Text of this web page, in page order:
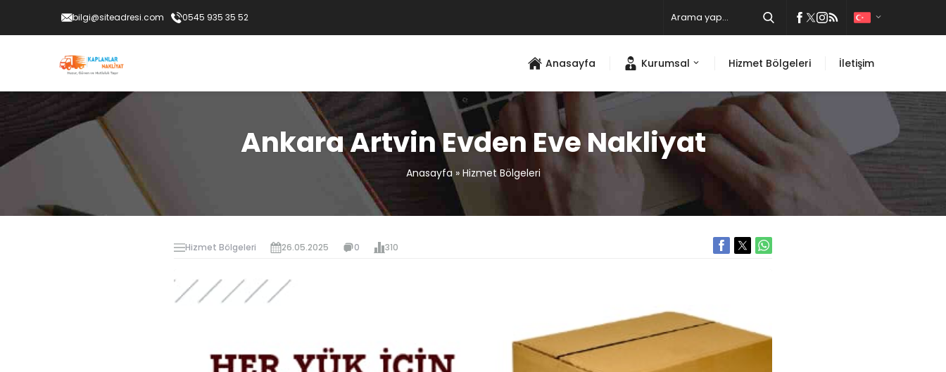
bilgi@siteadresi.com 0545 935 35 52
Anasayfa Kurumsal Hizmet Bölgeleri İletişim
Ankara Artvin Evden Eve Nakliyat
Anasayfa» Hizmet Bölgeleri
Hizmet Bölgeleri 26.05.2025 0 310